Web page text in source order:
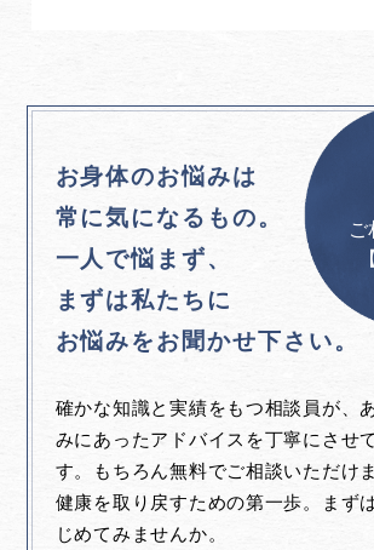
お身体のお悩みは
常に気になるもの。
一人で悩まず、
まずは私たちに
お悩みをお聞かせ下さい。
確かな知識と実績をもつ相談員が、
みにあったアドバイスを丁寧にさせ
す。もちろん無料でご相談いただけ
健康を取り戻すための第一歩。まず
じめてみませんか。
ご